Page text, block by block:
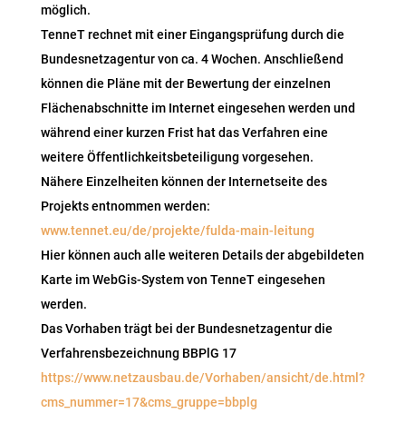
möglich.
TenneT rechnet mit einer Eingangsprüfung durch die
Bundesnetzagentur von ca. 4 Wochen. Anschließend
können die Pläne mit der Bewertung der einzelnen
Flächenabschnitte im Internet eingesehen werden und
während einer kurzen Frist hat das Verfahren eine
weitere Öffentlichkeitsbeteiligung vorgesehen.
Nähere Einzelheiten können der Internetseite des
Projekts entnommen werden:
www.tennet.eu/de/projekte/fulda-main-leitung
Hier können auch alle weiteren Details der abgebildeten
Karte im WebGis-System von TenneT eingesehen
werden.
Das Vorhaben trägt bei der Bundesnetzagentur die
Verfahrensbezeichnung BBPlG 17
https://www.netzausbau.de/Vorhaben/ansicht/de.html?
cms_nummer=17&cms_gruppe=bbplg